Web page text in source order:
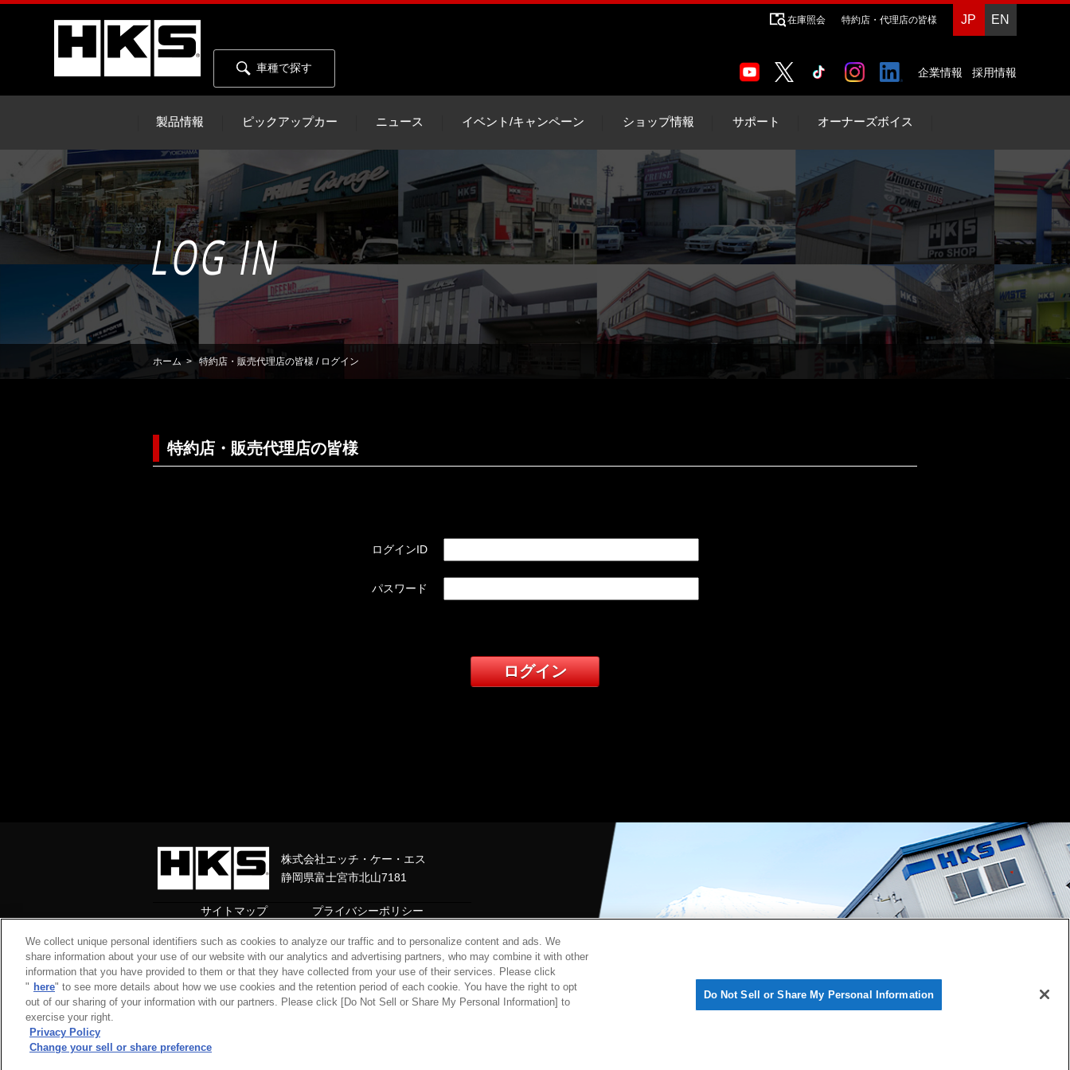
車種で探す 企業情報 採用情報
在庫照会 特約店・代理店の皆様 JP EN
製品情報 ピックアップカー ニュース イベント/キャンペーン ショップ情報 サポート オーナーズボイス
LOG IN
ホーム > 特約店・販売代理店の皆様 / ログイン
特約店・販売代理店の皆様
ログインID
パスワード
株式会社エッチ・ケー・エス
静岡県富士宮市北山7181
サイトマップ プライバシーポリシー
Do Not Sell or Share My Personal Information
Copyright© 1997 HKS Co., Ltd. all rights reserved.
We collect unique personal identifiers such as cookies to analyze our traffic and to personalize content and ads. We
share information about your use of our website with our analytics and advertising partners, who may combine it with other
information that you have provided to them or that they have collected from your use of their services. Please click
" here" to see more details about how we use cookies and the retention period of each cookie. You have the right to opt
out of our sharing of your information with our partners. Please click [Do Not Sell or Share My Personal Information] to
exercise your right.
Privacy Policy
Change your sell or share preference
Do Not Sell or Share My Personal Information